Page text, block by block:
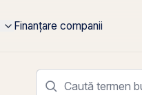
Finanțare companii